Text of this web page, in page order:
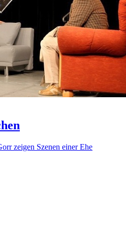
zeigen Szenen einer Ehe